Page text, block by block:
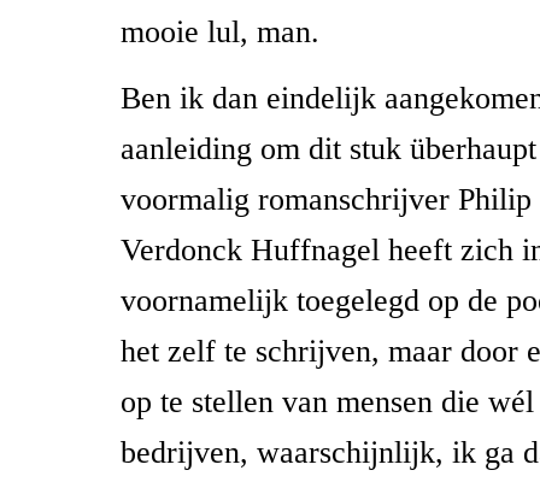
mooie lul, man.
Ben ik dan eindelijk
aanleiding om dit stuk
voormalig romanschrijver
Verdonck Huffnagel heeft zich
voornamelijk toegelegd op de
het zelf te schrijven, maar door
op te stellen van mensen die
bedrijven, waarschijnlijk, ik ga